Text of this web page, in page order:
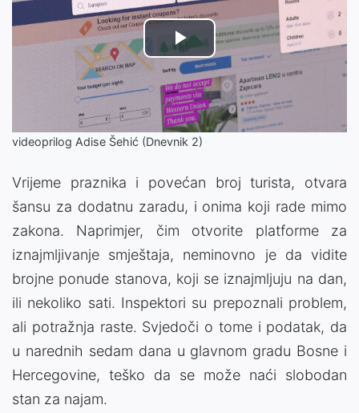
Play
Video
videoprilog Adise Šehić (Dnevnik 2)
Vrijeme praznika i povećan broj turista, otvara
šansu za dodatnu zaradu, i onima koji rade mimo
zakona. Naprimjer, čim otvorite platforme za
iznajmljivanje smještaja, neminovno je da vidite
brojne ponude stanova, koji se iznajmljuju na dan,
ili nekoliko sati. Inspektori su prepoznali problem,
ali potražnja raste. Svjedoči o tome i podatak, da
u narednih sedam dana u glavnom gradu Bosne i
Hercegovine, teško da se može naći slobodan
stan za najam.